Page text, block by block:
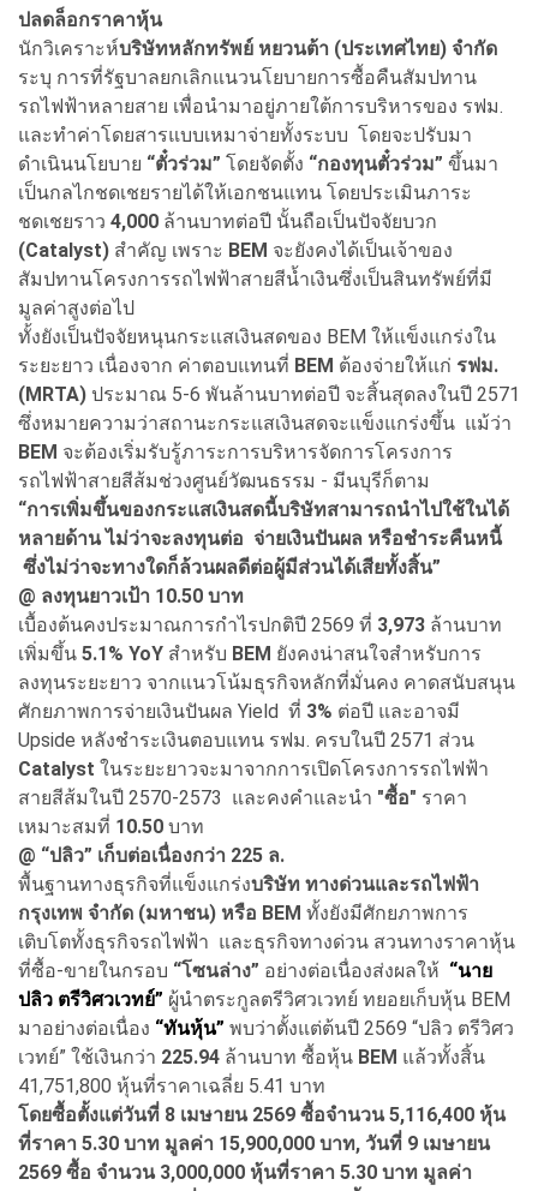
ปลดล็อกราคาหุ้น
นักวิเคราะห์บริษัทหลักทรัพย์ หยวนต้า (ประเทศไทย) จำกัด
ระบุ การที่รัฐบาลยกเลิกแนวนโยบายการซื้อคืนสัมปทาน
รถไฟฟ้าหลายสาย เพื่อนำมาอยู่ภายใต้การบริหารของ รฟม.
และทำค่าโดยสารแบบเหมาจ่ายทั้งระบบ โดยจะปรับมา
ดำเนินนโยบาย “ตั๋วร่วม” โดยจัดตั้ง “กองทุนตั๋วร่วม” ขึ้นมา
เป็นกลไกชดเชยรายได้ให้เอกชนแทน โดยประเมินภาระ
ชดเชยราว 4,000 ล้านบาทต่อปี นั้นถือเป็นปัจจัยบวก
(Catalyst) สำคัญ เพราะ BEM จะยังคงได้เป็นเจ้าของ
สัมปทานโครงการรถไฟฟ้าสายสีน้ำเงินซึ่งเป็นสินทรัพย์ที่มี
มูลค่าสูงต่อไป
ทั้งยังเป็นปัจจัยหนุนกระแสเงินสดของ BEM ให้แข็งแกร่งใน
ระยะยาว เนื่องจาก ค่าตอบแทนที่ BEM ต้องจ่ายให้แก่ รฟม.
(MRTA) ประมาณ 5-6 พันล้านบาทต่อปี จะสิ้นสุดลงในปี 2571
ซึ่งหมายความว่าสถานะกระแสเงินสดจะแข็งแกร่งขึ้น แม้ว่า
BEM จะต้องเริ่มรับรู้ภาระการบริหารจัดการโครงการ
รถไฟฟ้าสายสีส้มช่วงศูนย์วัฒนธรรม - มีนบุรีก็ตาม
“การเพิ่มขึ้นของกระแสเงินสดนี้บริษัทสามารถนำไปใช้ในได้
หลายด้าน ไม่ว่าจะลงทุนต่อ จ่ายเงินปันผล หรือชำระคืนหนี้
ซึ่งไม่ว่าจะทางใดก็ล้วนผลดีต่อผู้มีส่วนได้เสียทั้งสิ้น”
@ ลงทุนยาวเป้า 10.50 บาท
เบื้องต้นคงประมาณการกำไรปกติปี 2569 ที่ 3,973 ล้านบาท
เพิ่มขึ้น 5.1% YoY สำหรับ BEM ยังคงน่าสนใจสำหรับการ
ลงทุนระยะยาว จากแนวโน้มธุรกิจหลักที่มั่นคง คาดสนับสนุน
ศักยภาพการจ่ายเงินปันผล Yield ที่ 3% ต่อปี และอาจมี
Upside หลังชำระเงินตอบแทน รฟม. ครบในปี 2571 ส่วน
Catalyst ในระยะยาวจะมาจากการเปิดโครงการรถไฟฟ้า
สายสีส้มในปี 2570-2573 และคงคำและนำ "ซื้อ" ราคา
เหมาะสมที่ 10.50 บาท
@ “ปลิว” เก็บต่อเนื่องกว่า 225 ล.
พื้นฐานทางธุรกิจที่แข็งแกร่งบริษัท ทางด่วนและรถไฟฟ้า
กรุงเทพ จำกัด (มหาชน) หรือ BEM ทั้งยังมีศักยภาพการ
เติบโตทั้งธุรกิจรถไฟฟ้า และธุรกิจทางด่วน สวนทางราคาหุ้น
ที่ซื้อ-ขายในกรอบ “โซนล่าง” อย่างต่อเนื่องส่งผลให้ “นาย
ปลิว ตรีวิศวเวทย์” ผู้นำตระกูลตรีวิศวเวทย์ ทยอยเก็บหุ้น BEM
มาอย่างต่อเนื่อง “ทันหุ้น” พบว่าตั้งแต่ต้นปี 2569 “ปลิว ตรีวิศว
เวทย์” ใช้เงินกว่า 225.94 ล้านบาท ซื้อหุ้น BEM แล้วทั้งสิ้น
41,751,800 หุ้นที่ราคาเฉลี่ย 5.41 บาท
โดยซื้อตั้งแต่วันที่ 8 เมษายน 2569 ซื้อจำนวน 5,116,400 หุ้น
ที่ราคา 5.30 บาท มูลค่า 15,900,000 บาท, วันที่ 9 เมษายน
2569 ซื้อ จำนวน 3,000,000 หุ้นที่ราคา 5.30 บาท มูลค่า